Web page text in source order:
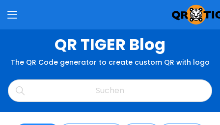
QR TIGER Blog
The QR Code generator to create custom QR with logo